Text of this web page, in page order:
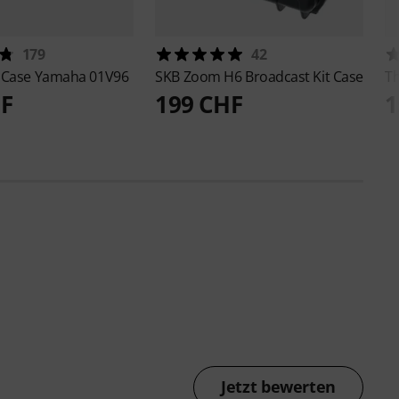
179
Yamaha 01V96
42
SKBZoom H6 Broadcast Kit Case
199 CHF
Jetzt bewerten